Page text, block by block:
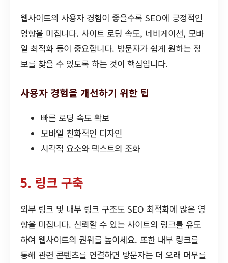
웹사이트의 사용자 경험이 좋을수록 SEO에 긍정적인
영향을 미칩니다. 사이트 로딩 속도, 네비게이션, 모바
일 최적화 등이 중요합니다. 방문자가 쉽게 원하는 정
보를 찾을 수 있도록 하는 것이 핵심입니다.
사용자 경험을 개선하기 위한 팁
빠른 로딩 속도 확보
모바일 친화적인 디자인
시각적 요소와 텍스트의 조화
5. 링크 구축
외부 링크 및 내부 링크 구조도 SEO 최적화에 많은 영
향을 미칩니다. 신뢰할 수 있는 사이트의 링크를 유도
하여 웹사이트의 권위를 높이세요. 또한 내부 링크를
통해 관련 콘텐츠를 연결하면 방문자는 더 오래 머무를